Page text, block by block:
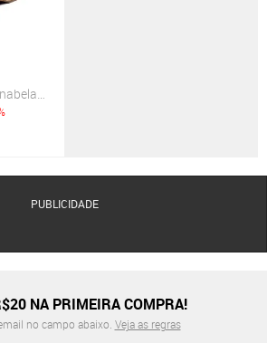
Plataforma Cortiça 182175 Off White
PUBLICIDADE
NA PRIMEIRA COMPRA!
no campo abaixo. Veja as regras